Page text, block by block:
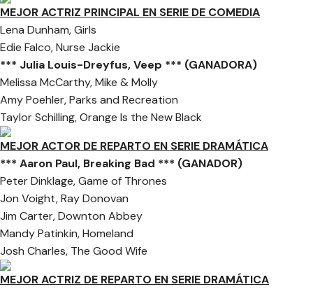
MEJOR ACTRIZ PRINCIPAL EN SERIE DE COMEDIA
Lena Dunham, Girls
Edie Falco, Nurse Jackie
*** Julia Louis-Dreyfus, Veep *** (GANADORA)
Melissa McCarthy, Mike & Molly
Amy Poehler, Parks and Recreation
Taylor Schilling, Orange Is the New Black
MEJOR ACTOR DE REPARTO EN SERIE DRAMÁTICA
*** Aaron Paul, Breaking Bad *** (GANADOR)
Peter Dinklage, Game of Thrones
Jon Voight, Ray Donovan
Jim Carter, Downton Abbey
Mandy Patinkin, Homeland
Josh Charles, The Good Wife
MEJOR ACTRIZ DE REPARTO EN SERIE DRAMÁTICA